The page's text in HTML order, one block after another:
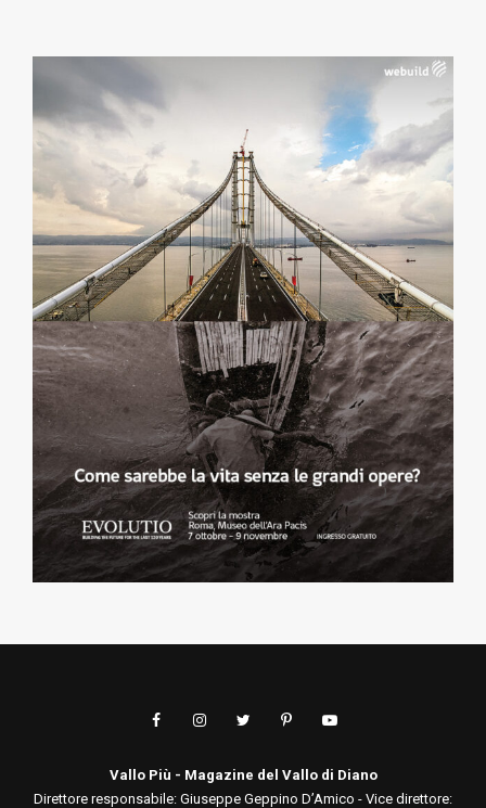
Vallo Più - Magazine del Vallo di Diano
Direttore responsabile: Giuseppe Geppino D’Amico - Vice direttore: